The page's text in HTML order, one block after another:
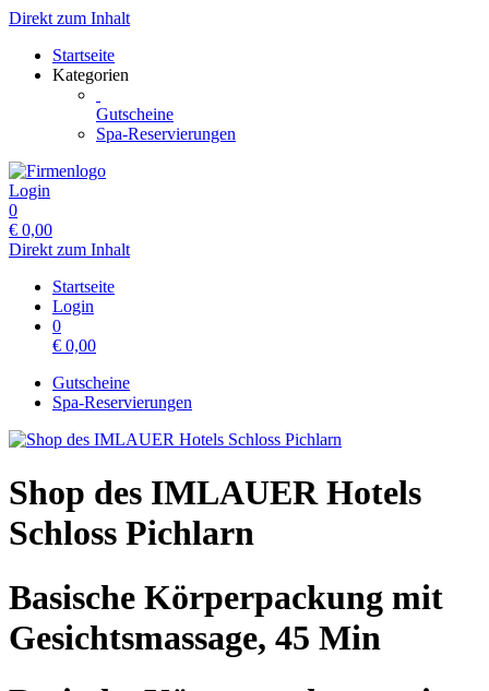
Direkt zum Inhalt
Startseite
Kategorien
Gutscheine
Spa-Reservierungen
Login
0
€ 0,00
Direkt zum Inhalt
Startseite
Login
0
€ 0,00
Gutscheine
Spa-Reservierungen
Shop des IMLAUER Hotels
Schloss Pichlarn
Basische Körperpackung mit
Gesichtsmassage, 45 Min